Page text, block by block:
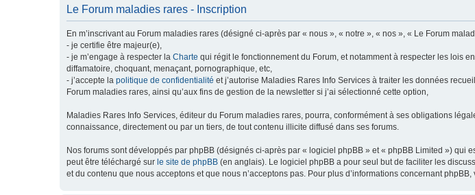
Le Forum maladies rares - Inscription
En m’inscrivant au Forum maladies rares (désigné ci-après par « nous », « notre », « nos », « Le Forum
- je certifie être majeur(e),
- je m’engage à respecter la Charte qui régit le fonctionnement du Forum, et notamment à respecter les lois
diffamatoire, choquant, menaçant, pornographique, etc,
- j’accepte la politique de confidentialité et j’autorise Maladies Rares Info Services à traiter les données
Forum maladies rares, ainsi qu’aux fins de gestion de la newsletter si j’ai sélectionné cette option,
Maladies Rares Info Services, éditeur du Forum maladies rares, pourra, conformément à ses obligations
connaissance, directement ou par un tiers, de tout contenu illicite diffusé dans ses forums.
Nos forums sont développés par phpBB (désignés ci-après par « logiciel phpBB » et « phpBB Limited ») qui
peut être téléchargé sur le site de phpBB (en anglais). Le logiciel phpBB a pour seul but de faciliter les
et du contenu que nous acceptons et que nous n’acceptons pas. Pour plus d’informations concernant